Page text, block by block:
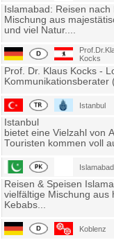
Islamabad: Reisen
Mischung aus
und viel Natur....
Kocks
Prof. Dr. Klaus Kocks -
Kommunikationsberater
Istanbul
Istanbul
bietet eine Vielzahl von
Touristen kommen voll
Islamabad
Reisen & Speisen
vielfältige Mischung aus
Kebabs...
Koblenz